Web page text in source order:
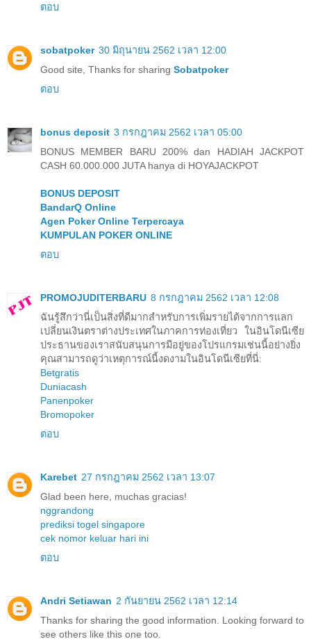
ตอบ
sobatpoker 30 มิถุนายน 2562 เวลา 12:00
Good site, Thanks for sharing Sobatpoker
ตอบ
bonus deposit 3 กรกฎาคม 2562 เวลา 05:00
BONUS MEMBER BARU 200% dan HADIAH JACKPOT
CASH 60.000.000 JUTA hanya di HOYAJACKPOT
BONUS DEPOSIT
BandarQ Online
Agen Poker Online Terpercaya
KUMPULAN POKER ONLINE
ตอบ
PROMOJUDITERBARU 8 กรกฎาคม 2562 เวลา 12:08
ฉันรู้สึกว่านี่เป็นสิ่งที่ดีมากสำหรับการเพิ่มรายได้จากการแลก
เปลี่ยนเงินตราต่างประเทศในภาคการท่องเที่ยว ในอินโดนีเซีย
ประธานของเราสนับสนุนการมีอยู่ของโปรแกรมเช่นนี้อย่างยิ่ง
คุณสามารถดูว่าเหตุการณ์นี้งดงามในอินโดนีเซียที่นี่:
Betgratis
Duniacash
Panenpoker
Bromopoker
ตอบ
Karebet 27 กรกฎาคม 2562 เวลา 13:07
Glad been here, muchas gracias!
nggrandong
prediksi togel singapore
cek nomor keluar hari ini
ตอบ
Andri Setiawan 2 กันยายน 2562 เวลา 12:14
Thanks for sharing the good information. Looking forward to
see others like this one too.